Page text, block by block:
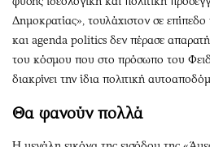
Δημοκρατίας», τουλάχιστον σε
και agenda politics δεν πέρασε
του κόσμου που στο πρόσωπο του
διακρίνει την ίδια πολιτική
Θα φανούν πολλά